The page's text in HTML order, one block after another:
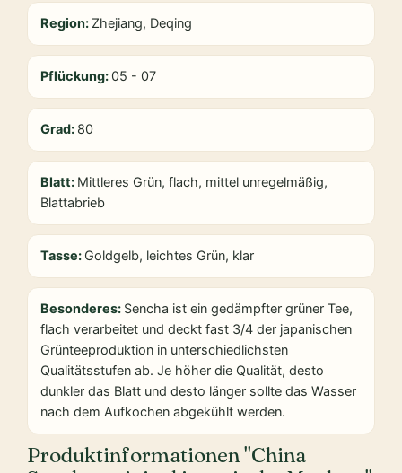
Region: Zhejiang, Deqing
Pflückung: 05 - 07
Grad: 80
Blatt: Mittleres Grün, flach, mittel unregelmäßig,
Blattabrieb
Tasse: Goldgelb, leichtes Grün, klar
Besonderes: Sencha ist ein gedämpfter grüner Tee,
flach verarbeitet und deckt fast 3/4 der japanischen
Grünteeproduktion in unterschiedlichsten
Qualitätsstufen ab. Je höher die Qualität, desto
dunkler das Blatt und desto länger sollte das Wasser
nach dem Aufkochen abgekühlt werden.
Produktinformationen "China